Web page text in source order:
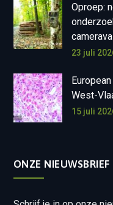
Oproep:
23 juli
West-
15 juli
ONZE NIEUWSBRIEF